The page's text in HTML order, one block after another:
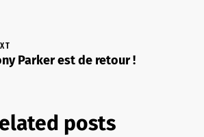
Parker est de retour !
posts